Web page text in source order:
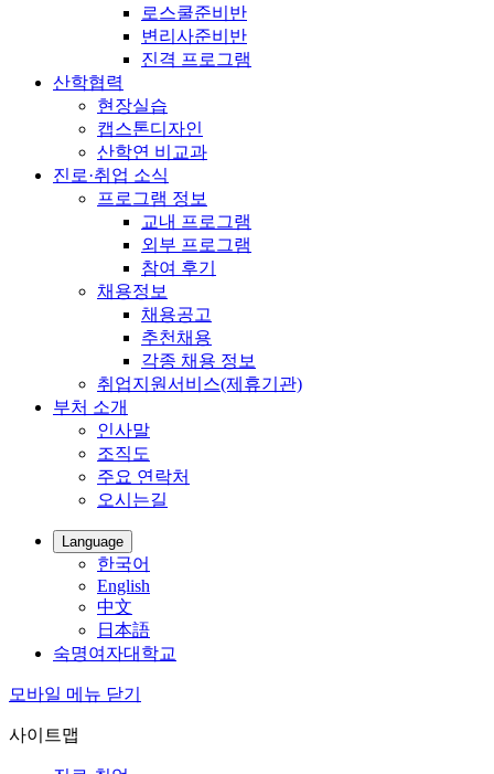
로스쿨준비반
변리사준비반
진격 프로그램
산학협력
현장실습
캡스톤디자인
산학연 비교과
진로·취업 소식
프로그램 정보
교내 프로그램
외부 프로그램
참여 후기
채용정보
채용공고
추천채용
각종 채용 정보
취업지원서비스(제휴기관)
부처 소개
인사말
조직도
주요 연락처
오시는길
Language
한국어
English
中文
日本語
숙명여자대학교
모바일 메뉴 닫기
사이트맵